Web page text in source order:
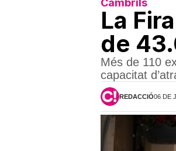
Cambrils
La
de
Més de 110
capacitat
REDACCIÓ06 DE